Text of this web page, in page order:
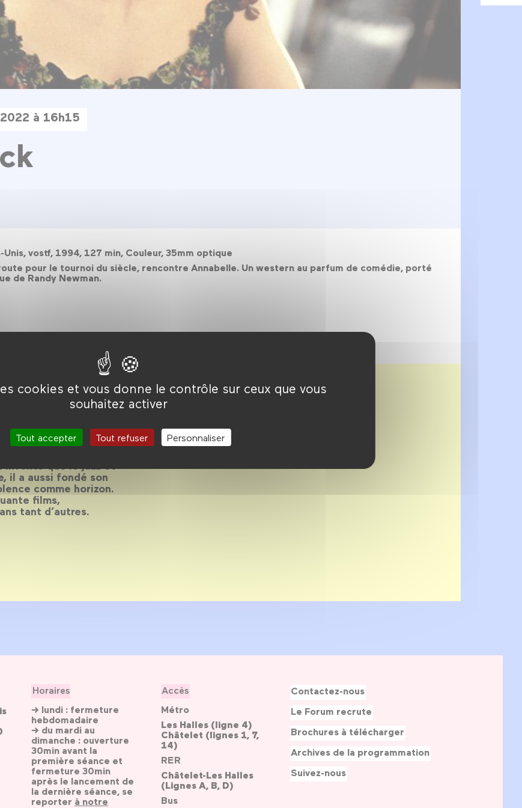
cookies et vous donne le contrôle sur ceux que vous
souhaitez activer
Tout accepter Tout refuser Personnaliser
à 16h15
vostf, 1994, 127 min, Couleur, 35mm optique
pour le tournoi du siècle, rencontre Annabelle. Un western au parfum de comédie, porté
de Randy Newman.
inventé que le jazz et
il a aussi fondé son
comme horizon.
films,
tant d’autres.
Horaires
→ lundi : fermeture
hebdomadaire
→ du mardi au
dimanche : ouverture
30min avant la
première séance et
fermeture 30min
après le lancement de
la dernière séance, se
reporter à notre
Accès
Métro
Les Halles (ligne 4)
Châtelet (lignes 1, 7,
14)
RER
Châtelet-Les Halles
(Lignes A, B, D)
Bus
Contactez-nous
Le Forum recrute
Brochures à télécharger
Archives de la programmation
Suivez-nous